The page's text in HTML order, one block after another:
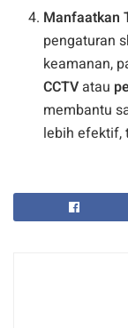
Manfaatkan
pengaturan
keamanan,
CCTV atau
membantu
lebih efektif,